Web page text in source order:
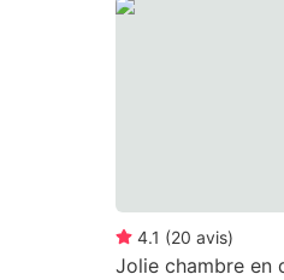
4.1 (20 avis)
Jolie chambre en